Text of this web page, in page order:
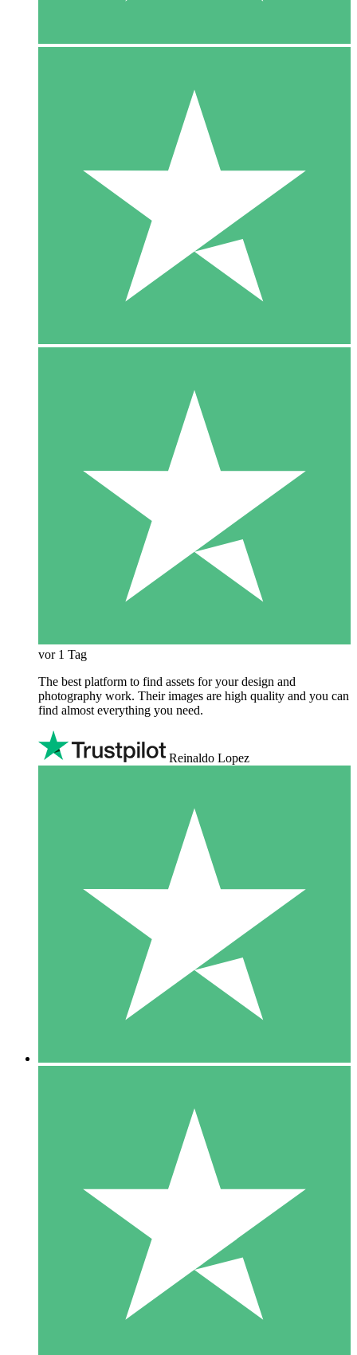
vor 1 Tag
The best platform to find assets for your design and
photography work. Their images are high quality and you can
find almost everything you need.
Reinaldo Lopez